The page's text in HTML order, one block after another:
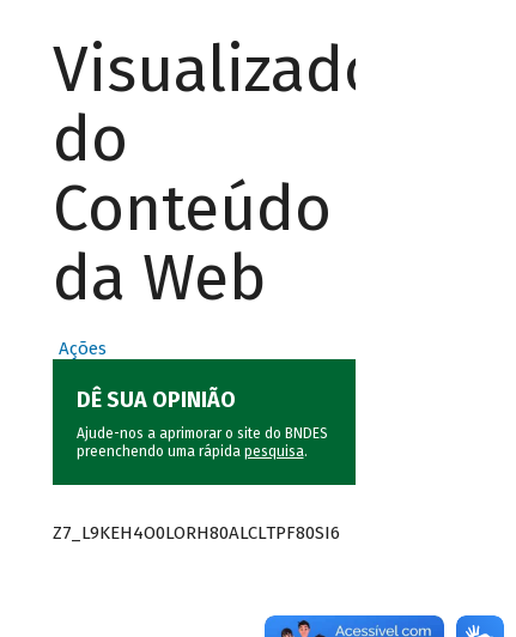
Visualizador
do
Conteúdo
da Web
Ações
DÊ SUA OPINIÃO
Ajude-nos a aprimorar o site do BNDES
preenchendo uma rápida pesquisa.
Z7_L9KEH4O0LORH80ALCLTPF80SI6